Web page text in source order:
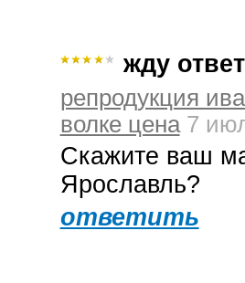
жду
репродукция
волке цена 7
Скажите ваш
Ярославль?
ответить